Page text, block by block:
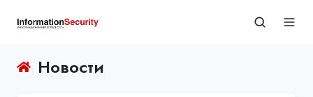
Новости